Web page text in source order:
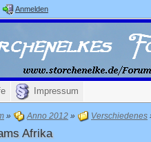
Anmelden
Impressum
» Anno 2012 » Verschiedenes
Afrika